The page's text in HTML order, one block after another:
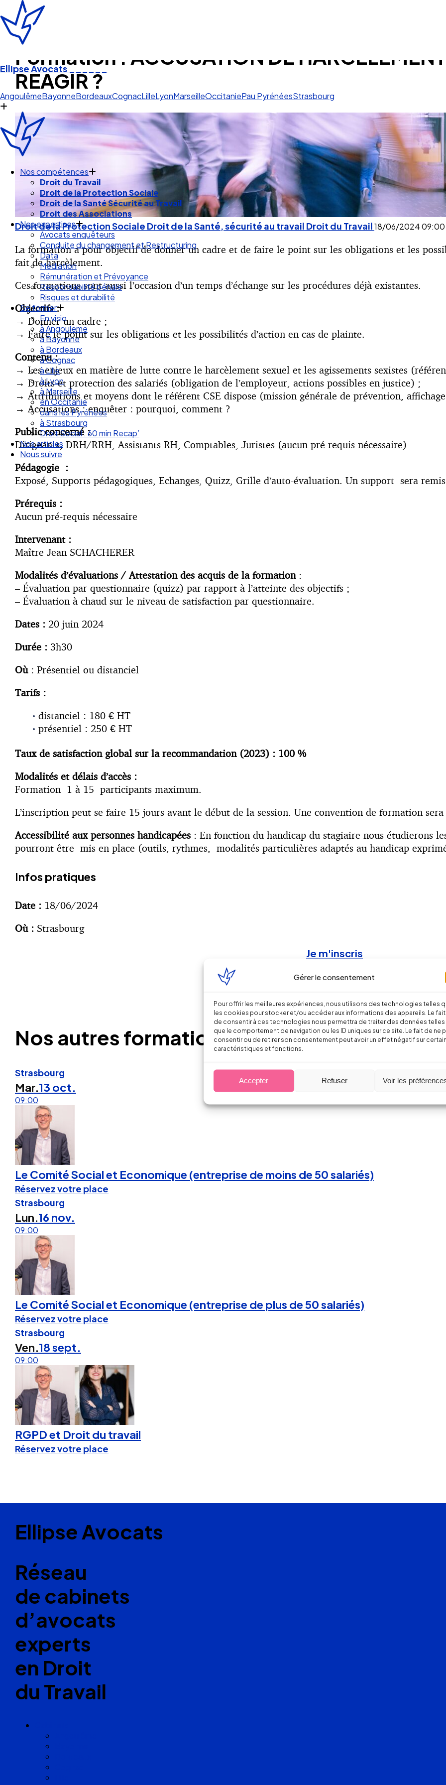
Gérer le consentement
Pour offrir les meilleures expériences, nous utilisons des technologies telles
les cookies pour stocker et/ou accéder aux informations des appareils. Le fait
de consentir à ces technologies nous permettra de traiter des données telles
que le comportement de navigation ou les ID uniques sur ce site. Le fait de ne
consentir ou de retirer son consentement peut avoir un effet négatif sur
caractéristiques et fonctions.
Accepter Refuser Voir les
Ellipse Avocats______
Lyon
Angoulême
Nos compétences
Droit du Travail
Droit de la Protection Sociale
Droit de la Santé Sécurité au Travail
Droit des Associations
Nos expertises
Avocats enquêteurs
Conduite du changement et Restructuring
Data
Médiation
Rémunération et Prévoyance
Responsabilité pénale
Risques et durabilité
Se former
En visio
à Angouleme
à Bayonne
à Bordeaux
à Cognac
à Lille
à Lyon
à Marseille
en Occitanie
dans les Pyrénées
à Strasbourg
Droit Social : 60 min Recap’
Nos articles
Nous suivre
Formation : ACCUSATION DE
REAGIR ?
Droit de la Protection Sociale Droit de la Santé, sécurité au travail Droit du Travail18/06/202409:00
La formation a pour objectif de donner un cadre et de faire le point sur les obligations et les
fait de harcèlement.
Ces formations sont aussi l’occasion d’un temps d’échange sur les procédures déjà existantes.
Objectifs :
→ Donner un cadre ;
→ Faire le point sur les obligations et les possibilités d’action en cas de plainte.
Contenu :
→ Les enjeux en matière de lutte contre le harcèlement sexuel et les agissements sexistes
→ Droits et protection des salariés (obligation de l’employeur, actions possibles en justice) ;
→ Attributions et moyens dont le référent CSE dispose (mission générale de prévention,
→ Accusations : enquêter : pourquoi, comment ?
Public concerné :
Dirigeants, DRH/RRH, Assistants RH, Comptables, Juristes (aucun pré-requis nécessaire)
Pédagogie :
Exposé, Supports pédagogiques, Echanges, Quizz, Grille d’auto-évaluation. Un support sera
Prérequis :
Aucun pré-requis nécessaire
Intervenant :
Maître Jean SCHACHERER
Modalités d’évaluations / Attestation des acquis de la formation:
– Évaluation par questionnaire (quizz) par rapport à l’atteinte des objectifs ;
– Évaluation à chaud sur le niveau de satisfaction par questionnaire.
Dates : 20 juin 2024
Durée : 3h30
Où : Présentiel ou distanciel
Tarifs :
distanciel : 180 € HT
présentiel : 250 € HT
Taux de satisfaction global sur la recommandation (2023) : 100 %
Modalités et délais d’accès :
Formation 1 à 15 participants maximum.
L’inscription peut se faire 15 jours avant le début de la session. Une convention de formation
Accessibilité aux personnes handicapées : En fonction du handicap du stagiaire nous étudierons
pourront être mis en place (outils, rythmes, modalités particulières adaptés au handicap
Infos pratiques
Date : 18/06/2024
Où : Strasbourg
Je m'inscris
Nos autres formations
Strasbourg
Mar.13 oct.
09:00
Le Comité Social et Economique (entreprise de moins de 50 salariés)
Réservez votre place
Strasbourg
Lun.16 nov.
09:00
Le Comité Social et Economique (entreprise de plus de 50 salariés)
Réservez votre place
Strasbourg
Ven.18 sept.
09:00
RGPD et Droit du travail
Réservez votre place
Ellipse Avocats
Réseau
de cabinets
d’avocats
experts
en Droit
du Travail